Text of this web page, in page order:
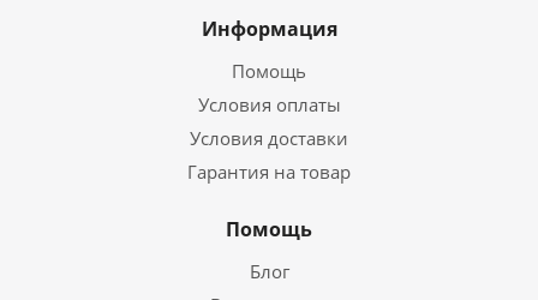
Информация
Помощь
Условия оплаты
Условия доставки
Гарантия на товар
Помощь
Блог